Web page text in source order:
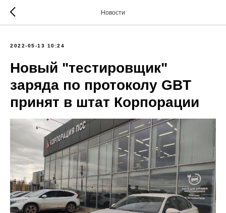
Новости
2022-05-13 10:24
Новый "тестировщик"
заряда по протоколу GBT
принят в штат Корпорации